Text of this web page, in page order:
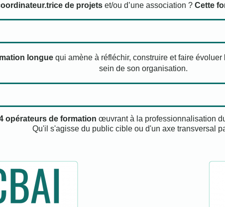
de projets et/ou d’une association ? Cette
longue qui amène à réfléchir, construire et faire évoluer
sein de son organisation.
opérateurs de formation œuvrant à la professionnalisation
Qu'il s'agisse du public cible ou d'un axe transversal